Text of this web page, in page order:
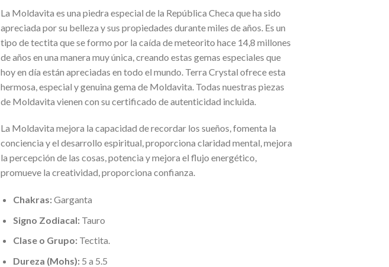
La Moldavita es una piedra especial de la República Checa que ha sido
apreciada por su belleza y sus propiedades durante miles de años. Es un
tipo de tectita que se formo por la caída de meteorito hace 14,8 millones
de años en una manera muy única, creando estas gemas especiales que
hoy en día están apreciadas en todo el mundo. Terra Crystal ofrece esta
hermosa, especial y genuina gema de Moldavita. Todas nuestras piezas
de Moldavita vienen con su certificado de autenticidad incluida.
La Moldavita mejora la capacidad de recordar los sueños, fomenta la
conciencia y el desarrollo espiritual, proporciona claridad mental, mejora
la percepción de las cosas, potencia y mejora el flujo energético,
promueve la creatividad, proporciona confianza.
Chakras:Garganta
Signo Zodiacal: Tauro
Clase o Grupo:Tectita.
Dureza (Mohs):5 a 5.5